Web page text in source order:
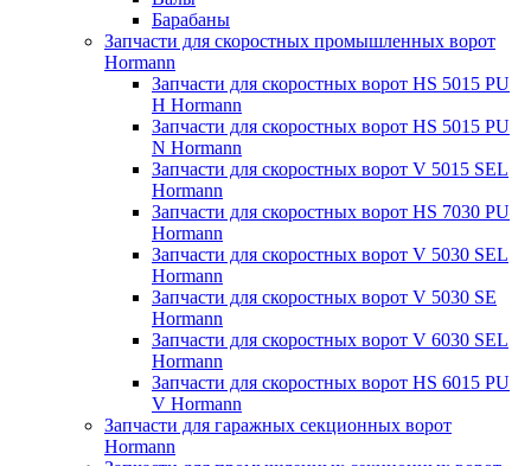
Барабаны
Запчасти для скоростных промышленных ворот
Hormann
Запчасти для скоростных ворот HS 5015 PU
H Hormann
Запчасти для скоростных ворот HS 5015 PU
N Hormann
Запчасти для скоростных ворот V 5015 SEL
Hormann
Запчасти для скоростных ворот HS 7030 PU
Hormann
Запчасти для скоростных ворот V 5030 SEL
Hormann
Запчасти для скоростных ворот V 5030 SE
Hormann
Запчасти для скоростных ворот V 6030 SEL
Hormann
Запчасти для скоростных ворот HS 6015 PU
V Hormann
Запчасти для гаражных секционных ворот
Hormann